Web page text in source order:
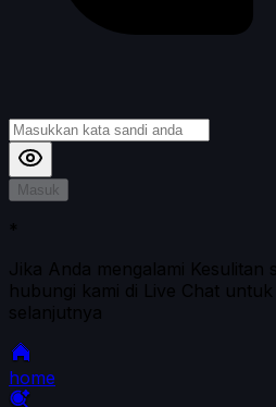
Masuk
*
Jika Anda mengalami Kesulitan
hubungi kami di Live Chat
selanjutnya
home